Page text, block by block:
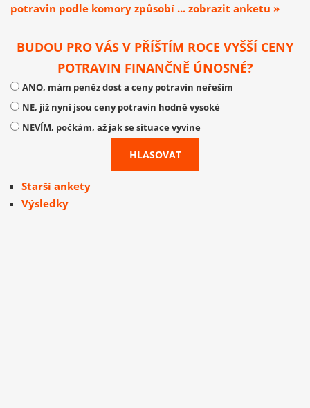
potravin podle komory způsobí ... zobrazit anketu »
BUDOU PRO VÁS V PŘÍŠTÍM ROCE VYŠŠÍ CENY
POTRAVIN FINANČNĚ ÚNOSNÉ?
ANO, mám peněz dost a ceny potravin neřeším
NE, již nyní jsou ceny potravin hodně vysoké
NEVÍM, počkám, až jak se situace vyvine
Starší ankety
Výsledky